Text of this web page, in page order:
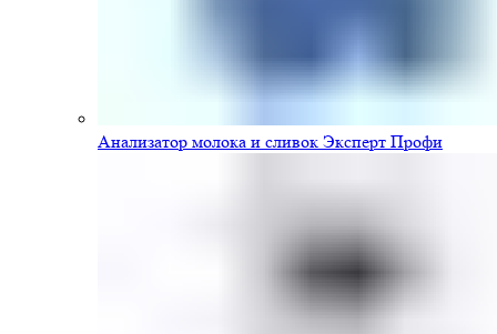
Анализатор молока и сливок Эксперт Профи